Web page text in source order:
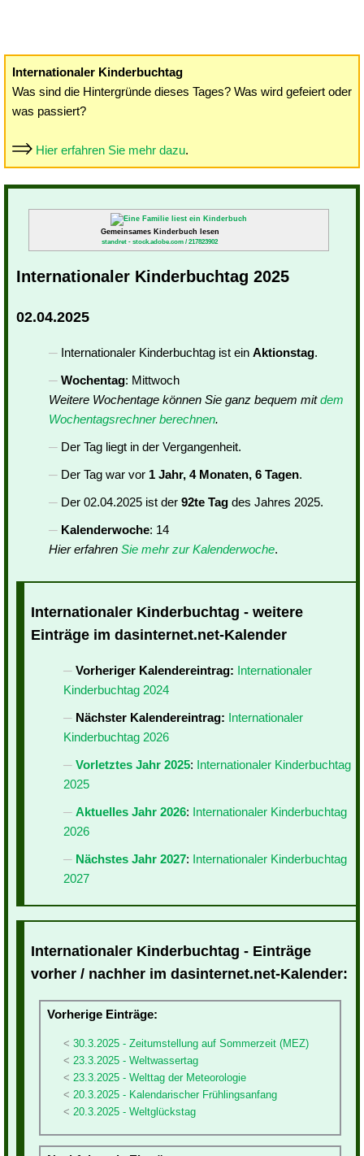
Internationaler Kinderbuchtag
Was sind die Hintergründe dieses Tages? Was wird gefeiert oder
was passiert?
Hier erfahren Sie mehr dazu.
Gemeinsames Kinderbuch lesen
standret - stock.adobe.com / 217823902
Internationaler Kinderbuchtag 2025
02.04.2025
Internationaler Kinderbuchtag ist ein Aktionstag.
Wochentag: Mittwoch
Weitere Wochentage können Sie ganz bequem mitdem
Wochentagsrechner berechnen.
Der Tag liegt in der Vergangenheit.
Der Tag war vor 1 Jahr, 4 Monaten, 6 Tagen.
Der 02.04.2025 ist der 92te Tag des Jahres 2025.
Kalenderwoche: 14
Hier erfahren Sie mehr zur Kalenderwoche.
Internationaler Kinderbuchtag - weitere
Einträge im dasinternet.net-Kalender
Vorheriger Kalendereintrag: Internationaler
Kinderbuchtag 2024
Nächster Kalendereintrag: Internationaler
Kinderbuchtag 2026
Vorletztes Jahr 2025: Internationaler Kinderbuchtag
2025
Aktuelles Jahr 2026: Internationaler Kinderbuchtag
2026
Nächstes Jahr 2027: Internationaler Kinderbuchtag
2027
Internationaler Kinderbuchtag - Einträge
vorher / nachher im dasinternet.net-Kalender:
Vorherige Einträge:
30.3.2025 - Zeitumstellung auf Sommerzeit (MEZ)
23.3.2025 - Weltwassertag
23.3.2025 - Welttag der Meteorologie
20.3.2025 - Kalendarischer Frühlingsanfang
20.3.2025 - Weltglückstag